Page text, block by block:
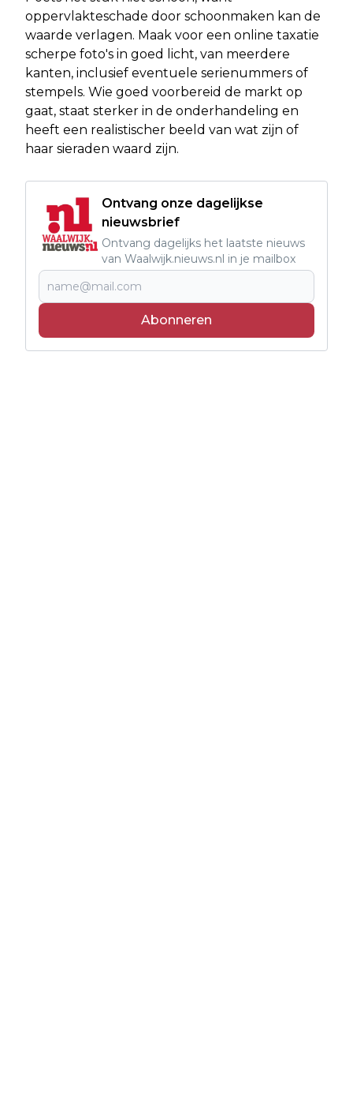
oppervlakteschade door schoonmaken kan de
waarde verlagen. Maak voor een online taxatie
scherpe foto's in goed licht, van meerdere
kanten, inclusief eventuele serienummers of
stempels. Wie goed voorbereid de markt op
gaat, staat sterker in de onderhandeling en
heeft een realistischer beeld van wat zijn of
haar sieraden waard zijn.
Ontvang onze dagelijkse
nieuwsbrief
Ontvang dagelijks het laatste nieuws
van Waalwijk.nieuws.nl in je mailbox
Abonneren